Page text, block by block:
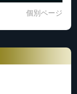
個別ページ